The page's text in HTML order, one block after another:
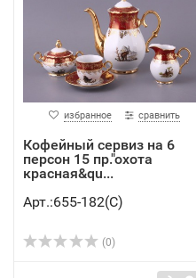
избранное сравнить
Кофейный сервиз на 6
персон 15 пр."охота
красная&qu...
Арт.:655-182(C)
(0)